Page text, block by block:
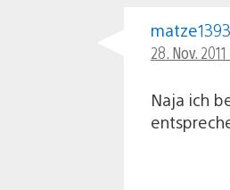
matze1393
28. Nov.
Naja ich